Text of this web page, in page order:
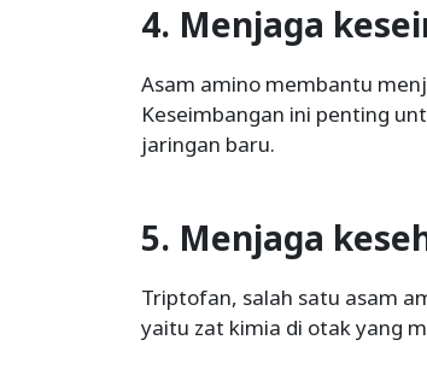
4. Menjaga
Asam amino membantu
Keseimbangan ini penting
jaringan baru.
5. Menjaga
Triptofan, salah satu asam
yaitu zat kimia di otak yang